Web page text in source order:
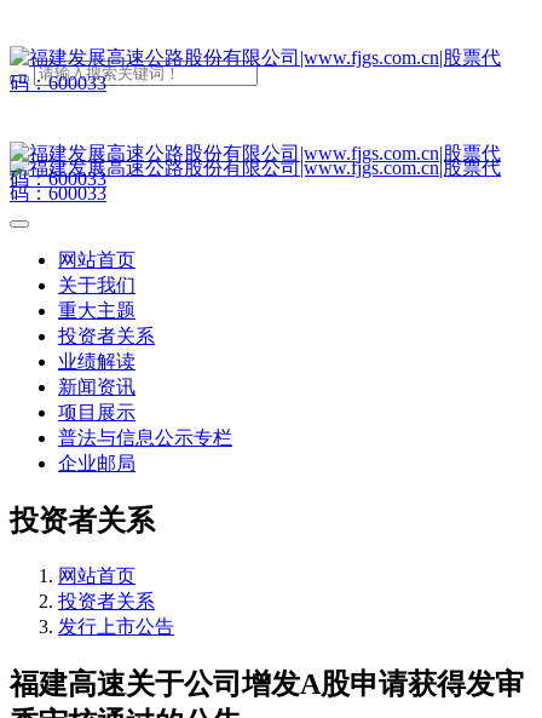
网站首页
关于我们
重大主题
投资者关系
业绩解读
新闻资讯
项目展示
普法与信息公示专栏
企业邮局
投资者关系
网站首页
投资者关系
发行上市公告
福建高速关于公司增发A股申请获得发审